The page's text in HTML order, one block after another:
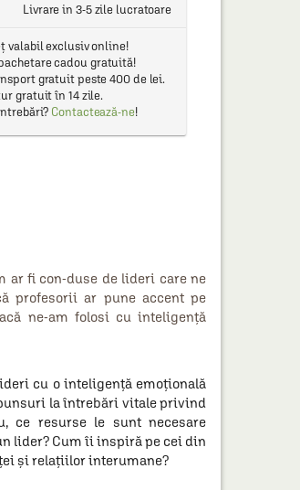
Livrare in 3-5 zile lucratoare
valabil exclusiv online!
cadou gratuită!
gratuit peste 400 de lei.
gratuit în 14 zile.
Contactează-ne!
ar fi con-duse de lideri care ne
profesorii ar pune accent pe
ne-am folosi cu inteligenţă
cu o inteligenţă emoţională
la întrebări vitale privind
ce resurse le sunt necesare
lider? Cum îi inspiră pe cei din
şi relaţiilor interumane?